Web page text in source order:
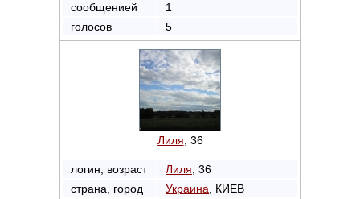
сообщенией
1
голосов
5
Лиля , 36
логин, возраст Лиля , 36
страна, город
Украина , КИЕВ